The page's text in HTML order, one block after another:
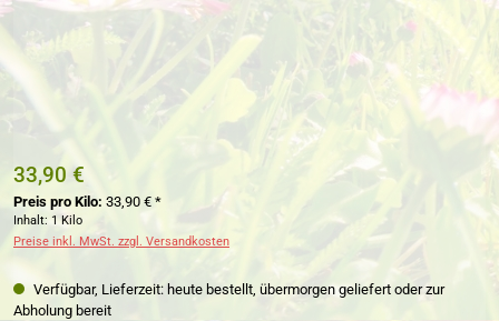
33,90 €
Preis pro Kilo: 33,90 € *
Inhalt: 1 Kilo
Preise inkl. MwSt. zzgl. Versandkosten
Verfügbar, Lieferzeit: heute bestellt, übermorgen geliefert oder zur
Abholung bereit